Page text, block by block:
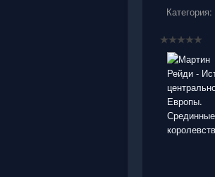
Категория: